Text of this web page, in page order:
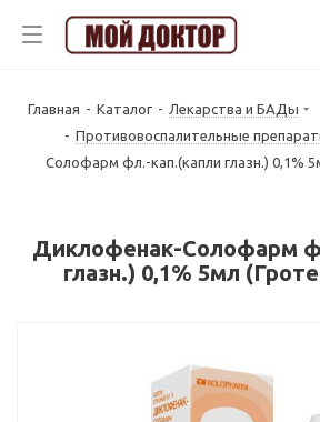
Главная - Каталог - Лекарства и БАДы
- Противовоспалительные
Солофарм фл.-кап.(капли глазн.) 0,1%
Диклофенак-Солофарм
глазн.) 0,1% 5мл